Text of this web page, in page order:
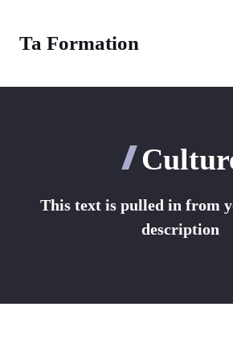
contenuTa Formation
This text is pulled in from
description